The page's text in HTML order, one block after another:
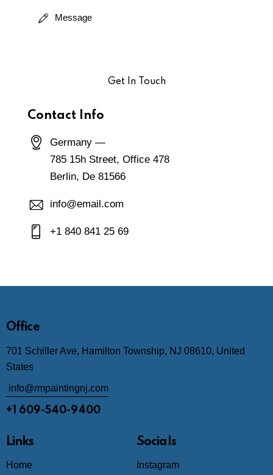
Contact Info
Germany —
785 15h Street, Office 478
Berlin, De 81566
info@email.com
+1 840 841 25 69
Office
701 Schiller Ave, Hamilton Township, NJ 08610, United
States
info@rmpaintingnj.com
+1 609-540-9400
Links
Home
Socials
Instagram